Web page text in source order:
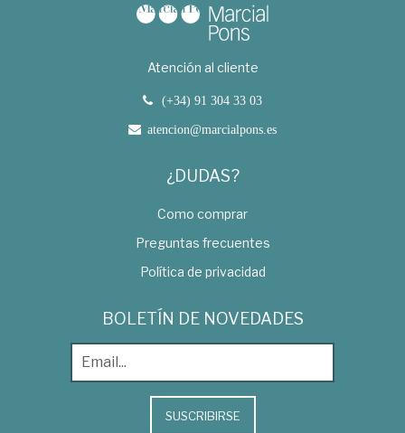
Atención al cliente
(+34) 91 304 33 03
atencion@marcialpons.es
¿DUDAS?
Como comprar
Preguntas frecuentes
Política de privacidad
BOLETÍN DE NOVEDADES
SUSCRIBIRSE